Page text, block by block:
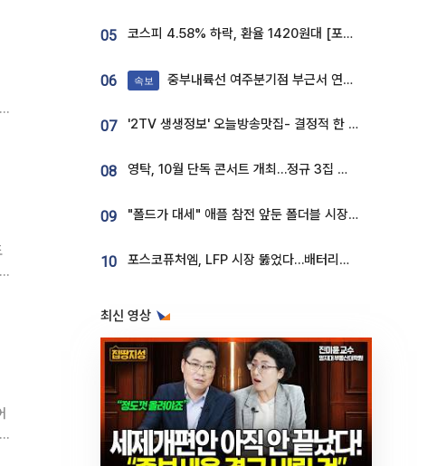
05 코스피 4.58% 하락, 환율 1420원대 [포토]
06 속보 중부내륙선 여주분기점 부근서 연이은 추돌사고 발생
07 '2TV 생생정보' 오늘방송맛집- 결정적 한 수, 3종 메밀면! 메밀 소바 맛집 '의○○○○'
08 영탁, 10월 단독 콘서트 개최…정규 3집 신곡 첫선
09 "폴드가 대세" 애플 참전 앞둔 폴더블 시장…하반기 경쟁 막 오른다
10 포스코퓨처엠, LFP 시장 뚫었다…배터리사와 대규모 장기 공급 합의
최신 영상